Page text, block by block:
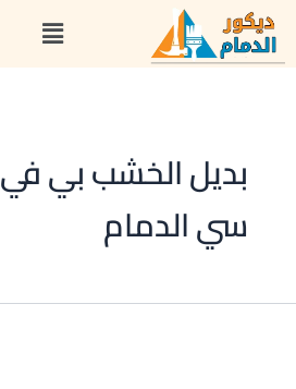
تخطي
المحتوى
القائمة
بديل الخشب بي في
سي الدمام